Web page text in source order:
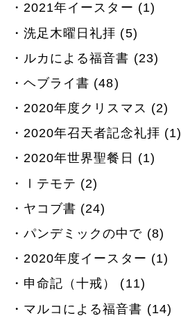
2021年イースター (1)
洗足木曜日礼拝 (5)
ルカによる福音書 (23)
ヘブライ書 (48)
2020年度クリスマス (2)
2020年召天者記念礼拝 (1)
2020年世界聖餐日 (1)
Ⅰテモテ (2)
ヤコブ書 (24)
パンデミックの中で (8)
2020年度イースター (1)
申命記（十戒） (11)
マルコによる福音書 (14)